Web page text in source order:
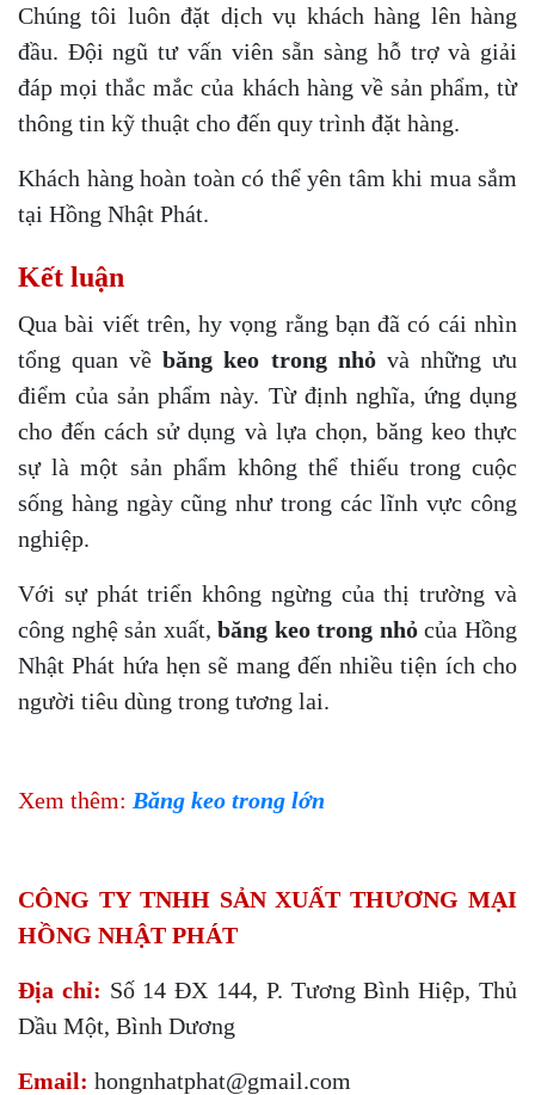
Chúng tôi luôn đặt dịch vụ khách hàng lên hàng
đầu. Đội ngũ tư vấn viên sẵn sàng hỗ trợ và giải
đáp mọi thắc mắc của khách hàng về sản phẩm, từ
thông tin kỹ thuật cho đến quy trình đặt hàng.
Khách hàng hoàn toàn có thể yên tâm khi mua sắm
tại Hồng Nhật Phát.
Kết luận
Qua bài viết trên, hy vọng rằng bạn đã có cái nhìn
tổng quan vềbăng keo trong nhỏvà những ưu
điểm của sản phẩm này. Từ định nghĩa, ứng dụng
cho đến cách sử dụng và lựa chọn, băng keo thực
sự là một sản phẩm không thể thiếu trong cuộc
sống hàng ngày cũng như trong các lĩnh vực công
nghiệp.
Với sự phát triển không ngừng của thị trường và
công nghệ sản xuất,băng keo trong nhỏcủa Hồng
Nhật Phát hứa hẹn sẽ mang đến nhiều tiện ích cho
người tiêu dùng trong tương lai.
Xem thêm: Băng keo trong lớn
CÔNG TY TNHH SẢN XUẤT THƯƠNG MẠI
HỒNG NHẬT PHÁT
Địa chỉ: Số 14 ĐX 144, P. Tương Bình Hiệp, Thủ
Dầu Một, Bình Dương
Email: hongnhatphat@gmail.com